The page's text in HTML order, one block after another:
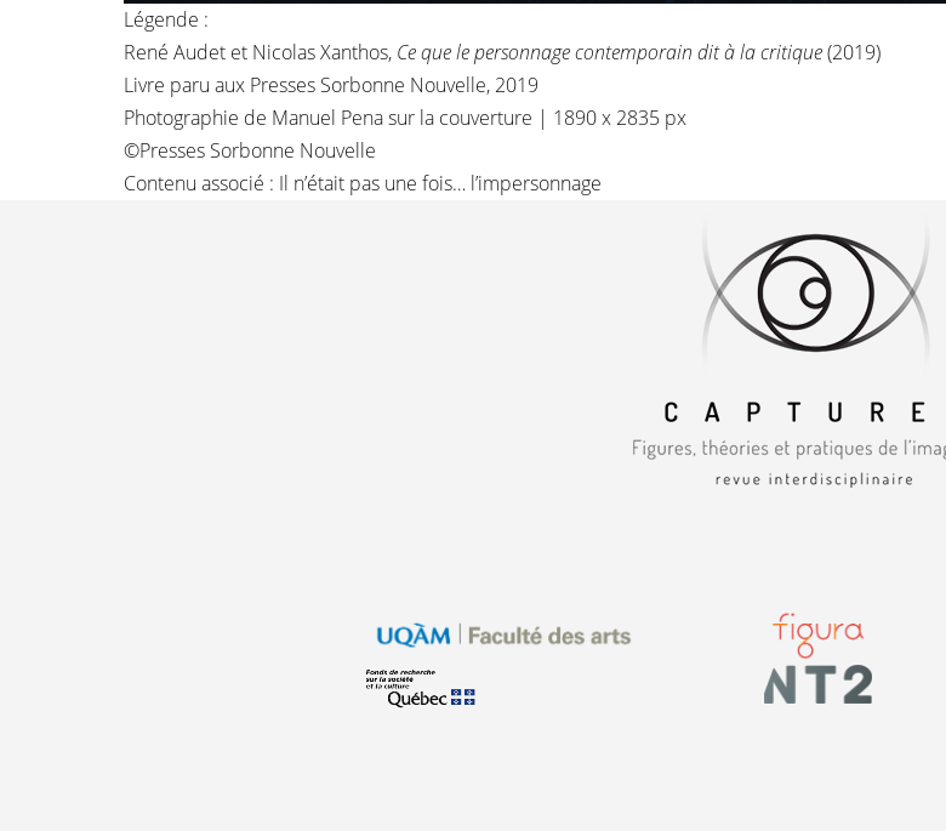
Légende :
René Audet et Nicolas Xanthos, Ce que le personnage contemporain dit à la critique(2019)
Livre paru aux Presses Sorbonne Nouvelle, 2019
Photographie de Manuel Penasur la couverture | 1890 x 2835 px
©Presses Sorbonne Nouvelle
Contenu associé : Il n’était pas une fois… l’impersonnage